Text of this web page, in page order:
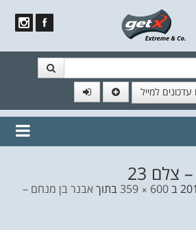
עדכונים למייל
תפוצה!
נשמח
23
ב600 × 359 בתוךאבנר בן מנחם –